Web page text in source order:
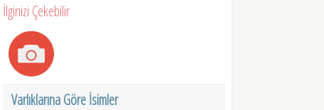
İlginizi Çekebilir
Varlıklarına Göre İsimler